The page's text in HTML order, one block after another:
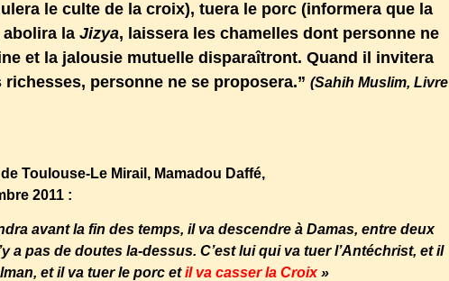
le culte de la croix), tuera le porc (informera que la
abolira laJizya, laissera les chamelles dont personne ne
et la jalousie mutuelle disparaîtront. Quand il invitera
richesses, personne ne se proposera.”(Sahih Muslim, Livre
Toulouse-Le Mirail, Mamadou Daffé,
2011 :
avant la fin des temps, il va descendre à Damas, entre deux
a pas de doutes la-dessus. C’est lui qui va tuer l’Antéchrist, et il
et il va tuer le porc etil va casser la Croix»